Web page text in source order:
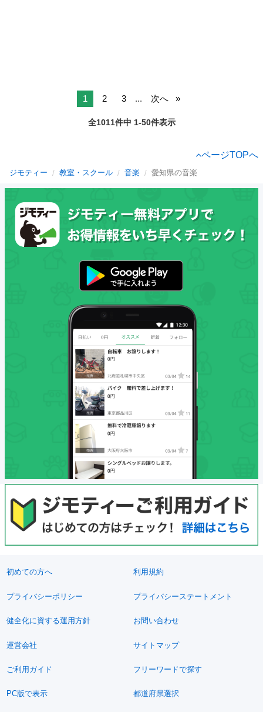
1 2 3 ... 次へ
全1011件中 1-50件表示
ページTOPへ
ジモティー 教室・スクール 音楽 愛知県の音楽
初めての方へ 利用規約
プライバシーポリシー プライバシーステートメント
健全化に資する運用方針 お問い合わせ
運営会社 サイトマップ
ご利用ガイド フリーワードで探す
PC版で表示 都道府県選択